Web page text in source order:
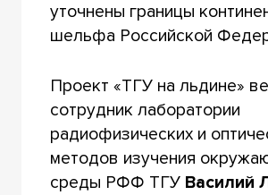
уточнены границы
шельфа Российской
Проект «ТГУ на льдине»
сотрудник лаборатории
радиофизических и
методов изучения
среды РФФ ТГУ Василий